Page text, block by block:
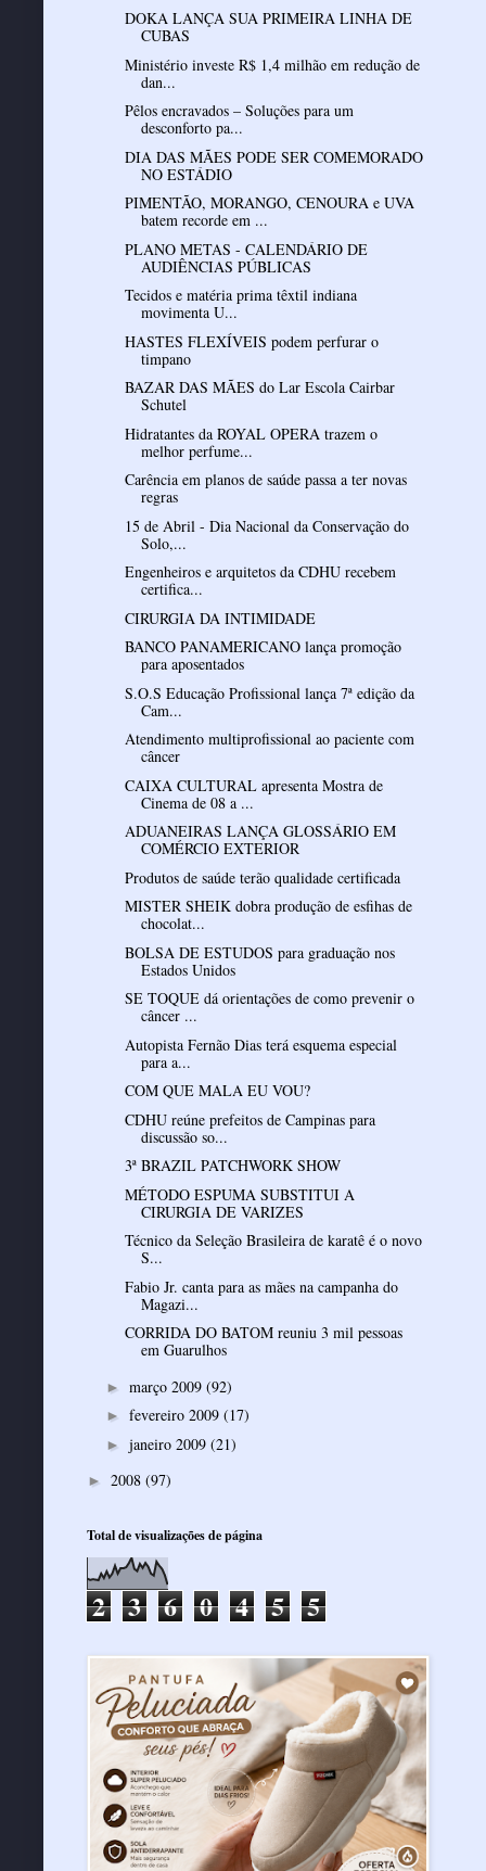
DOKA LANÇA SUA PRIMEIRA LINHA DE
CUBAS
Ministério investe R$ 1,4 milhão em redução de
dan...
Pêlos encravados – Soluções para um
desconforto pa...
DIA DAS MÃES PODE SER COMEMORADO
NO ESTÁDIO
PIMENTÃO, MORANGO, CENOURA e UVA
batem recorde em ...
PLANO METAS - CALENDÁRIO DE
AUDIÊNCIAS PÚBLICAS
Tecidos e matéria prima têxtil indiana
movimenta U...
HASTES FLEXÍVEIS podem perfurar o
timpano
BAZAR DAS MÃES do Lar Escola Cairbar
Schutel
Hidratantes da ROYAL OPERA trazem o
melhor perfume...
Carência em planos de saúde passa a ter novas
regras
15 de Abril - Dia Nacional da Conservação do
Solo,...
Engenheiros e arquitetos da CDHU recebem
certifica...
CIRURGIA DA INTIMIDADE
BANCO PANAMERICANO lança promoção
para aposentados
S.O.S Educação Profissional lança 7ª edição da
Cam...
Atendimento multiprofissional ao paciente com
câncer
CAIXA CULTURAL apresenta Mostra de
Cinema de 08 a ...
ADUANEIRAS LANÇA GLOSSÁRIO EM
COMÉRCIO EXTERIOR
Produtos de saúde terão qualidade certificada
MISTER SHEIK dobra produção de esfihas de
chocolat...
BOLSA DE ESTUDOS para graduação nos
Estados Unidos
SE TOQUE dá orientações de como prevenir o
câncer ...
Autopista Fernão Dias terá esquema especial
para a...
COM QUE MALA EU VOU?
CDHU reúne prefeitos de Campinas para
discussão so...
3ª BRAZIL PATCHWORK SHOW
MÉTODO ESPUMA SUBSTITUI A
CIRURGIA DE VARIZES
Técnico da Seleção Brasileira de karatê é o novo
S...
Fabio Jr. canta para as mães na campanha do
Magazi...
CORRIDA DO BATOM reuniu 3 mil pessoas
em Guarulhos
► março 2009 (92)
► fevereiro 2009 (17)
► janeiro 2009 (21)
► 2008 (97)
Total de visualizações de página
2 3 6 0 4 5 5